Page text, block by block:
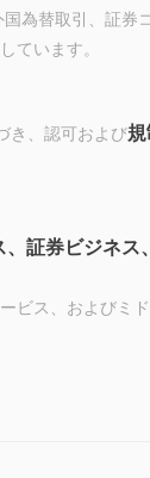
為替取引、証券
ています。
き、認可および規
、証券ビジネス
ビス、およびミ